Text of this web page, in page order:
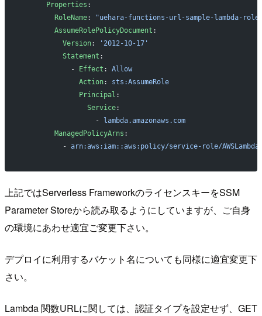
      Properties
:
        RoleName
:
"uehara-functions-url-sample-lambda-
        AssumeRolePolicyDocument
:
          Version
:
'2012-10-17'
          Statement
:
            -
Effect : Allow
              Action
: sts:AssumeRole
              Principal
:
                Service
:
                  -
lambda.amazonaws.com
        ManagedPolicyArns
:
          -
arn:aws:iam::aws:policy/service-role/
上記ではServerless FrameworkのライセンスキーをSSM
Parameter Storeから読み取るようにしていますが、ご自身
の環境にあわせ適宜ご変更下さい。
デプロイに利用するバケット名についても同様に適宜変更下
さい。
Lambda 関数URLに関しては、認証タイプを設定せず、GET